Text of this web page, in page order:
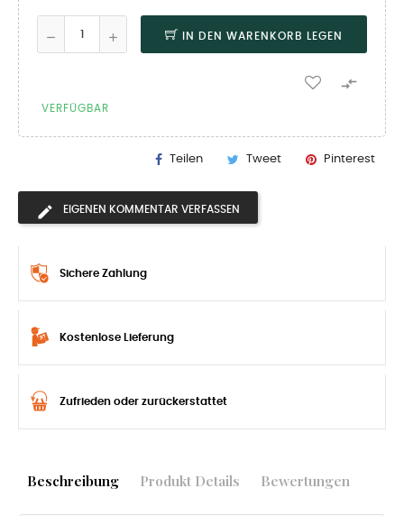
IN DEN WARENKORB LEGEN

VERFÜGBAR
Teilen Tweet Pinterest
EIGENEN KOMMENTAR VERFASSEN
Sichere Zahlung
Kostenlose Lieferung
Zufrieden oder zurückerstattet
Beschreibung Produkt Details Bewertungen